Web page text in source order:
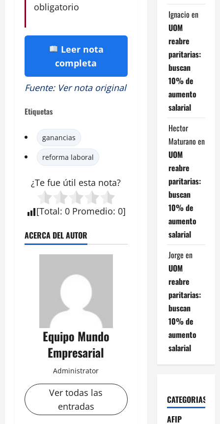
obligatorio
Leer nota
completa
Fuente: Ver nota original
Etiquetas
ganancias
reforma laboral
¿Te fue útil esta nota?
[Total: 0 Promedio: 0]
ACERCA DEL AUTOR
Equipo Mundo
Empresarial
Administrator
Ver todas las
entradas
Ignacio en
UOM
reabre
paritarias:
buscan
10% de
aumento
salarial
Hector
Maturano en
UOM
reabre
paritarias:
buscan
10% de
aumento
salarial
Jorge en
UOM
reabre
paritarias:
buscan
10% de
aumento
salarial
CATEGORIAS
AFIP